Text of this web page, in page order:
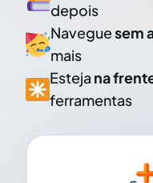
depois
Naveguesem
mais
Esteja na
ferramentas